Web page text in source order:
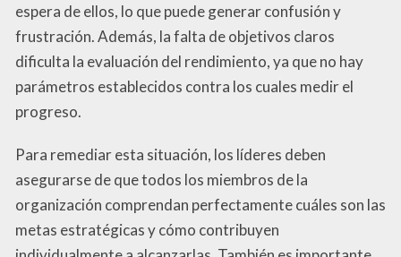
espera de ellos, lo que puede generar confusión y
frustración. Además, la falta de objetivos claros
dificulta la evaluación del rendimiento, ya que no hay
parámetros establecidos contra los cuales medir el
progreso.
Para remediar esta situación, los líderes deben
asegurarse de que todos los miembros de la
organización comprendan perfectamente cuáles son las
metas estratégicas y cómo contribuyen